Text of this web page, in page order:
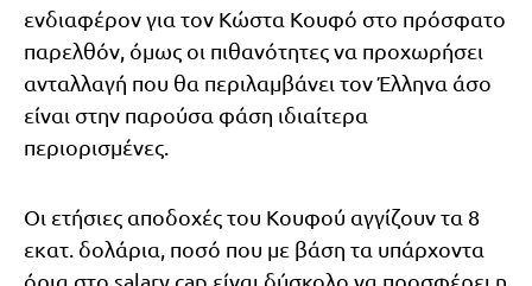
ενδιαφέρον για τον Κώστα Κουφό στο πρόσφατο
παρελθόν, όμως οι πιθανότητες να προχωρήσει
ανταλλαγή που θα περιλαμβάνει τον Έλληνα άσο
είναι στην παρούσα φάση ιδιαίτερα
περιορισμένες.
Οι ετήσιες αποδοχές του Κουφού αγγίζουν τα 8
εκατ. δολάρια, ποσό που με βάση τα υπάρχοντα
όρια στο salary cap είναι δύσκολο να προσφέρει η